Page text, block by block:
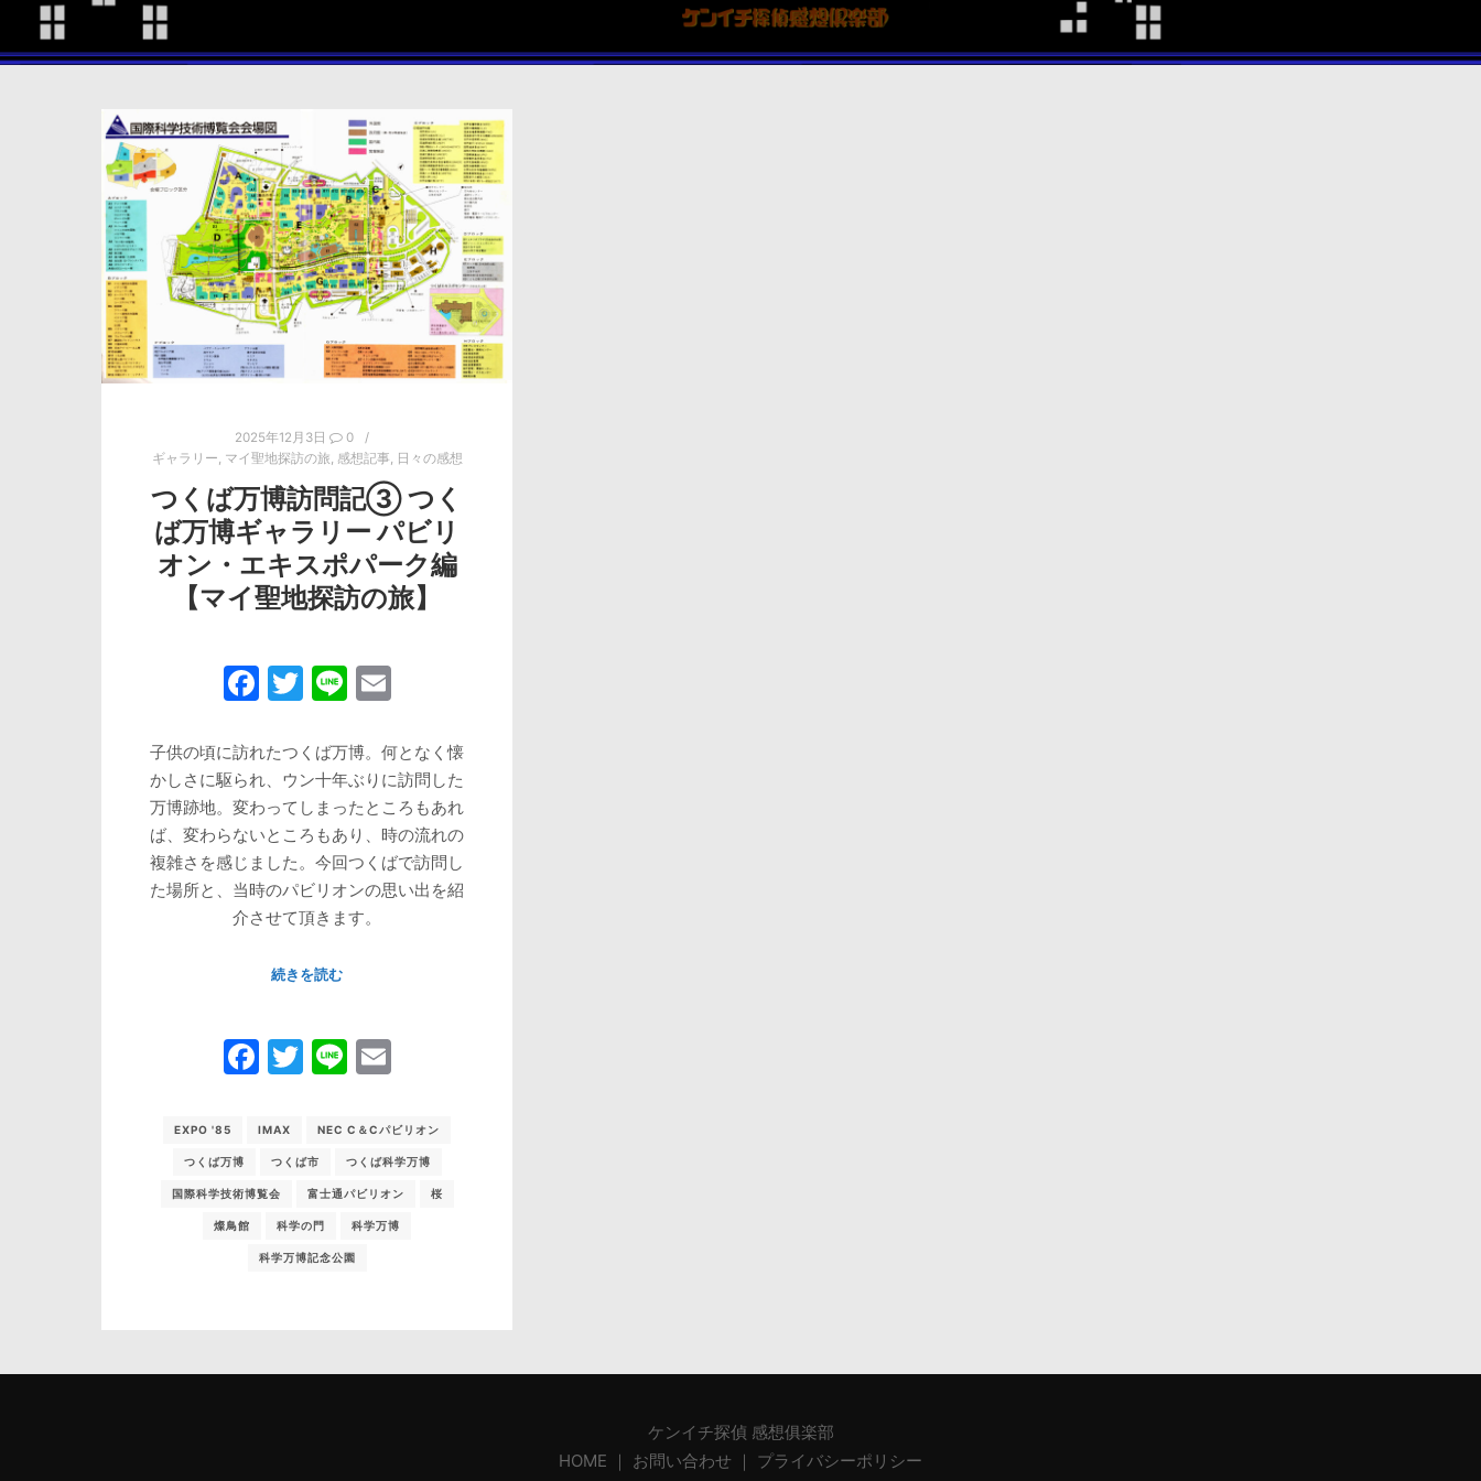
2025年12月3日
0
ギャラリー, マイ聖地探訪の旅, 感想記事, 日々の感想
つくば万博訪問記③ つく
ば万博ギャラリー パビリ
オン・エキスポパーク編
【マイ聖地探訪の旅】
Facebook
Twitter
LineEmail
子供の頃に訪れたつくば万博。何となく懐
かしさに駆られ、ウン十年ぶりに訪問した
万博跡地。変わってしまったところもあれ
ば、変わらないところもあり、時の流れの
複雑さを感じました。今回つくばで訪問し
た場所と、当時のパビリオンの思い出を紹
介させて頂きます。
続きを読む
Facebook
Twitter
LineEmail
EXPO '85 IMAX NEC C＆Cパビリオン
つくば万博 つくば市 つくば科学万博
国際科学技術博覧会 富士通パビリオン 桜
燦鳥館 科学の門 科学万博
科学万博記念公園
ケンイチ探偵 感想俱楽部
HOME
｜ お問い合わせ ｜ プライバシーポリシー